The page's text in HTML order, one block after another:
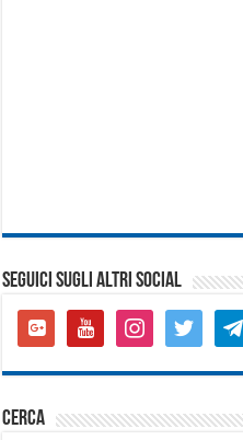
SEGUICI SUGLI ALTRI SOCIAL
google-
plus-
youtube instagramtwitter
cerca